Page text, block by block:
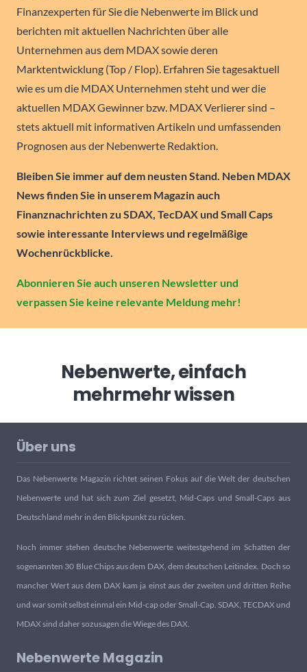
Finanzexperten für Sie die Nebenwerte im Blick und
berichten mit aktuellen Nachrichten über alle
Unternehmen aus dem MDAX sowie deren
Marktentwicklung (Top / Flop). Erfahren Sie tagesaktuell
wie es um die MDAX Unternehmen steht und wer die
aktuellen MDAX Gewinner bzw. MDAX Verlierer sind –
stets aktuell mit informativen Artikeln und umfassenden
Prognosen aus der Nebenwerte Redaktion.
Bleiben Sie immer auf dem neusten Stand. Neben MDAX
News finden Sie in unserem Magazin auch
Finanznachrichten zu SDAX, TecDAX und Small Caps
sowie interessante Interviews und regelmäßige
Wochenrückblicke.
Abonnieren Sie auch unseren Newsletter und
verpassen Sie keine relevante Meldung mehr!
Nebenwerte, einfach
mehrmehr wissen
Über uns
Das Nebenwerte Magazin richtet seinen Fokus auf die Welt der deutschen
Nebenwerte und hat sich zum Ziel gesetzt, Mid-Caps und Small-Caps aus
Deutschland mehr in den Blickpunkt zu rücken.
Noch immer stehen deutsche Nebenwerte weitestgehend im Schatten der
sogenannten 30 Blue Chips aus dem DAX, dem deutschen Leitindex. Doch so
mancher Wert aus dem DAX kam ja einst aus der zweiten und dritten Reihe
und war somit selbst einmal ein Mid-cap oder Small-Cap. SDAX, TECDAX und
MDAX sind daher sozusagen die Wiege des DAX.
Nebenwerte Magazin